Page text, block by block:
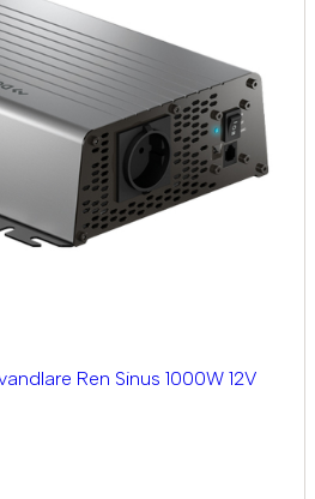
Ren Sinus 1000W 12V